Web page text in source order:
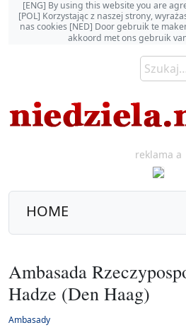
[ENG] By using this website you are
[POL] Korzystając z naszej strony,
nas cookies [NED] Door gebruik te
akkoord met ons gebruik
reklama a
HOME
Ambasada
Hadze (Den Haag)
Ambasady